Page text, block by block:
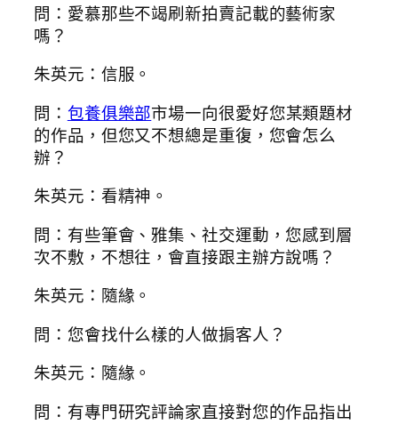
問：愛慕那些不竭刷新拍賣記載的藝術家
嗎？
朱英元：信服。
問： 包養俱樂部市場一向很愛好您某類題材
的作品，但您又不想總是重復，您會怎么
辦？
朱英元：看精神。
問：有些筆會、雅集、社交運動，您感到層
次不敷，不想往，會直接跟主辦方說嗎？
朱英元：隨緣。
問：您會找什么樣的人做掮客人？
朱英元：隨緣。
問：有專門研究評論家直接對您的作品指出